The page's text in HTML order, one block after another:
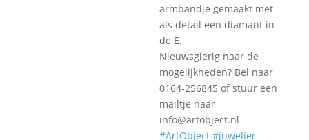
armbandje gemaakt met
als detail een diamant in
de E.
Nieuwsgierig naar de
mogelijkheden? Bel naar
0164-256845 of stuur een
mailtje naar
info@artobject.nl
#ArtObject #juwelier